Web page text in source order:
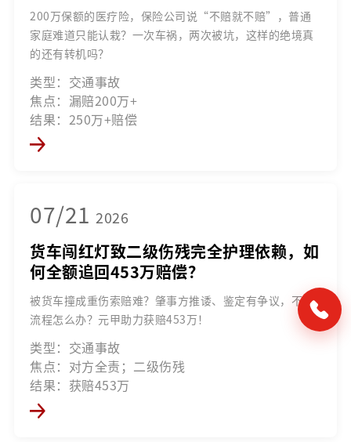
200万保额的医疗险，保险公司说“不赔就不赔”，普通
家庭难道只能认栽？一次车祸，两次被坑，这样的绝境真
的还有转机吗？
类型：交通事故
焦点：漏赔200万+
结果：250万+赔偿
07/21 2026
货车闯红灯致二级伤残完全护理依赖，如
何全额追回453万赔偿？
被货车撞成重伤索赔难？肇事方推诿、鉴定有争议，不懂
流程怎么办？元甲助力获赔453万！
类型：交通事故
焦点：对方全责；二级伤残
结果：获赔453万